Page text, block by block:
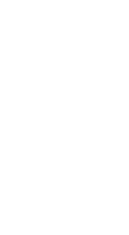
ません
た発送日数内に発送してい
ています